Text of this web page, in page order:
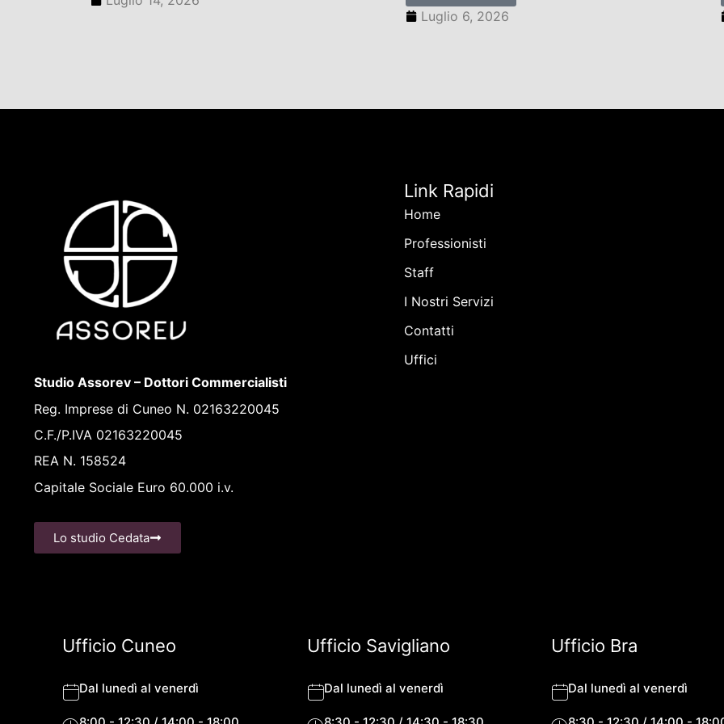
Luglio 6, 2026
Studio Assorev – Dottori Commercialisti
Reg. Imprese di Cuneo N. 02163220045
C.F./P.IVA 02163220045
REA N. 158524
Capitale Sociale Euro 60.000 i.v.
Lo studio Cedata
Link Rapidi
Home
Professionisti
Staff
I Nostri Servizi
Contatti
Uffici
Ufficio Cuneo
Dal lunedì al venerdì
Ufficio Savigliano
Dal lunedì al venerdì
Ufficio Bra
Dal lunedì al venerdì